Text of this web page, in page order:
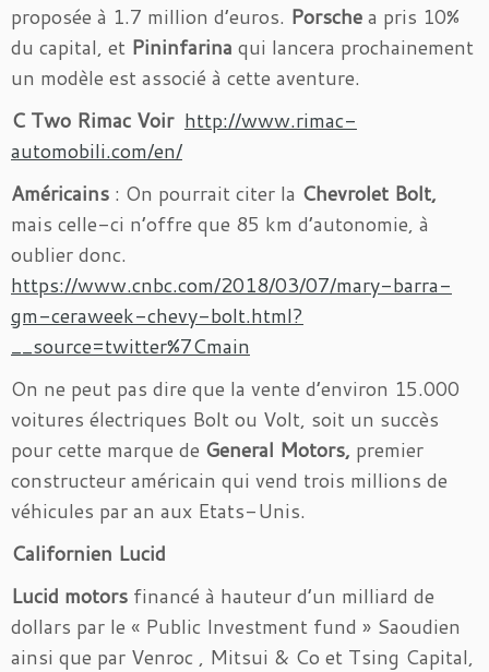
proposée à 1.7 million d’euros. Porschea pris 10%
du capital, et Pininfarina qui lancera prochainement
un modèle est associé à cette aventure.
C Two Rimac Voir http://www.rimac-
automobili.com/en/
Américains : On pourrait citer la Chevrolet Bolt,
mais celle-ci n’offre que 85 km d’autonomie, à
oublier donc.
https://www.cnbc.com/2018/03/07/mary-barra-
gm-ceraweek-chevy-bolt.html?
__source=twitter%7Cmain
On ne peut pas dire que la vente d’environ 15.000
voitures électriques Bolt ou Volt, soit un succès
pour cette marque de General Motors, premier
constructeur américain qui vend trois millions de
véhicules par an aux Etats-Unis.
Californien Lucid
Lucid motors financé à hauteur d’un milliard de
dollars par le « Public Investment fund » Saoudien
ainsi que par Venroc , Mitsui & Co et Tsing Capital,